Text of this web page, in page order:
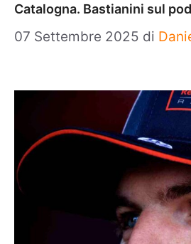
Catalogna. Bastianini sul
07 Settembre 2025 di